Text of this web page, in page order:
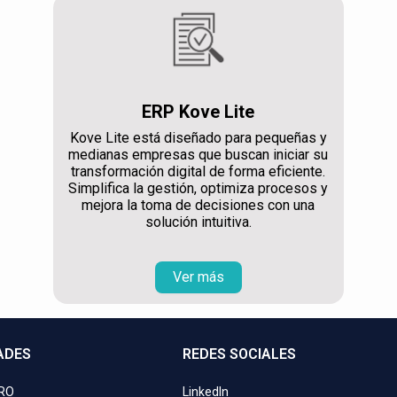
ERP Kove Lite
Kove Lite está diseñado para pequeñas y
medianas empresas que buscan iniciar su
transformación digital de forma eficiente.
Simplifica la gestión, optimiza procesos y
mejora la toma de decisiones con una
solución intuitiva.
Ver más
REDES SOCIALES
LinkedIn